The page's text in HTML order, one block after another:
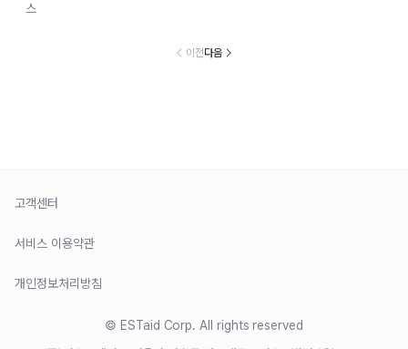
스
이전다음
고객센터
서비스 이용약관
개인정보처리방침
© ESTaid Corp. All rights reserved